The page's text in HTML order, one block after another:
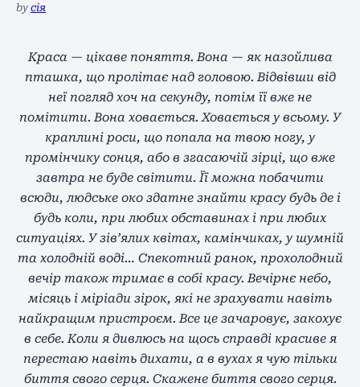
by сія
Краса — цікаве поняття. Вона — як назойлива
пташка, що пролітає над головою. Відвівши від
неї погляд хоч на секунду, потім її вже не
помітити. Вона ховається. Ховається у всьому. У
краплині роси, що попала на твою ногу, у
промінчику сонця, або в згасаючій зірці, що вже
завтра не буде світити. Її можна побачити
всюди, людське око здатне знайти красу будь де і
будь коли, при любих обставинах і при любих
ситуаціях. У зів’ялих квітах, камінчиках, у шумній
та холодній воді… Спекотний ранок, прохолодний
вечір також тримає в собі красу. Вечірнє небо,
місяць і міріади зірок, які не зрахувати навіть
найкращим пристроєм. Все це зачаровує, закохує
в себе. Коли я дивлюсь на щось справді красиве я
перестаю навіть дихати, а в вухах я чую тільки
биття свого серця. Скажене биття свого серця.